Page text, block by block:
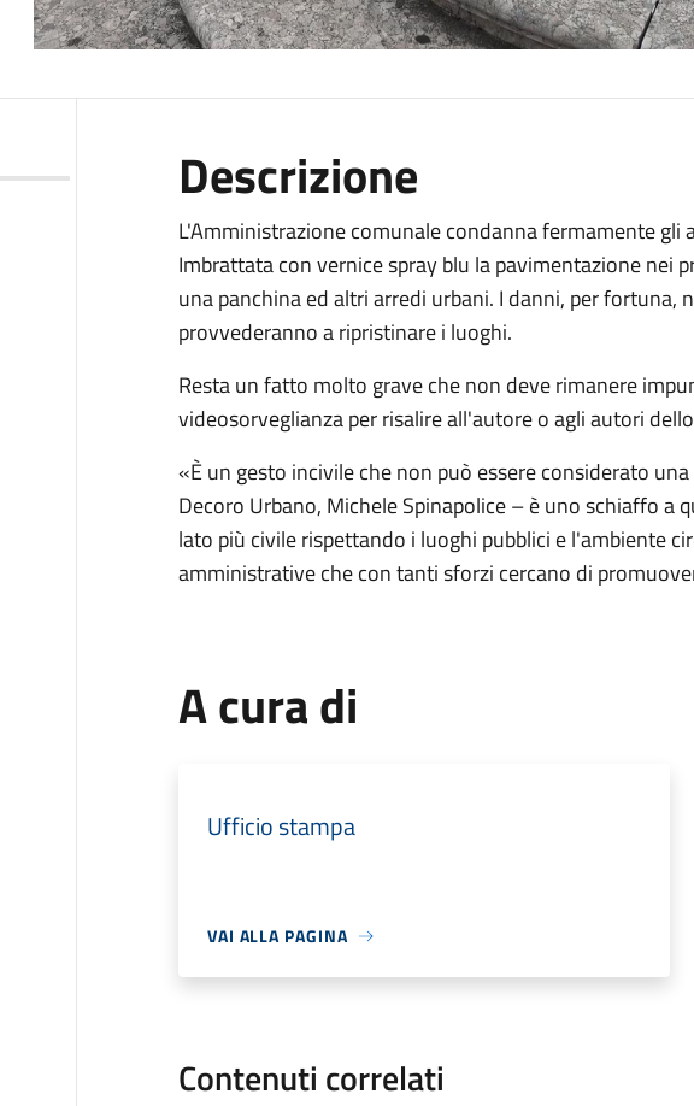
Descrizione
L'Amministrazione comunale condanna fermamente gli
Imbrattata con vernice spray blu la pavimentazione nei
una panchina ed altri arredi urbani. I danni, per
provvederanno a ripristinare i luoghi.
Resta un fatto molto grave che non deve rimanere
videosorveglianza per risalire all'autore o agli autori
«È un gesto incivile che non può essere considerato
Decoro Urbano, Michele Spinapolice – è uno schiaffo a
lato più civile rispettando i luoghi pubblici e l'ambiente
amministrative che con tanti sforzi cercano di
A cura di
Ufficio stampa
VAI ALLA PAGINA
Contenuti correlati